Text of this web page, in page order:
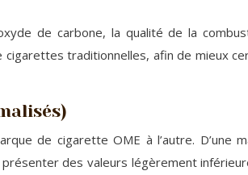
de carbone, la qualité de la
traditionnelles, afin de mieux
de cigarette OME à l’autre. D’une
des valeurs légèrement